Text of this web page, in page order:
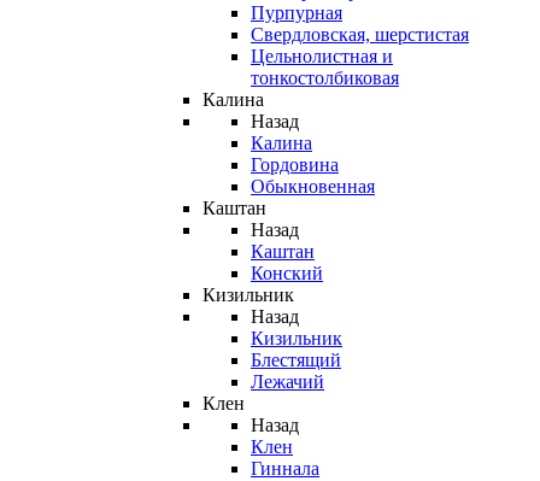
Пурпурная
Свердловская, шерстистая
Цельнолистная и
тонкостолбиковая
Калина
Назад
Калина
Гордовина
Обыкновенная
Каштан
Назад
Каштан
Конский
Кизильник
Назад
Кизильник
Блестящий
Лежачий
Клен
Назад
Клен
Гиннала